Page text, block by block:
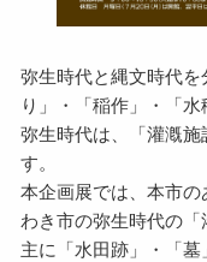
弥生時代と縄文時代を
り」・「稲作」・「
弥生時代は、「灌漑
す。
本企画展では、本市
わき市の弥生時代の「
主に「水田跡」・「